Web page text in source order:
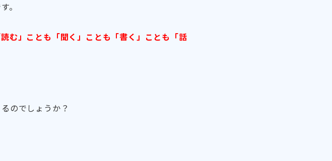
。
む」ことも「聞く」ことも「書く」ことも「話
のでしょうか？